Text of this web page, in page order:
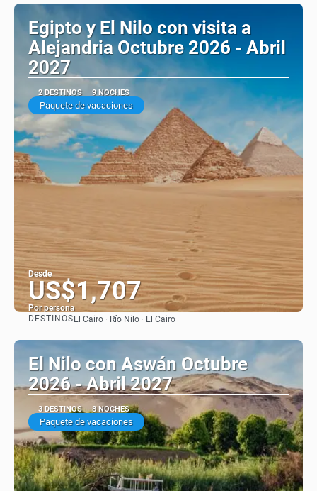
Egipto y El Nilo con visita a
Alejandria Octubre 2026 - Abril
2027
2 DESTINOS 9 NOCHES
Paquete de vacaciones
Desde
US$1,707
Por persona
DESTINOSEl Cairo · Río Nilo · El Cairo
El Nilo con Aswán Octubre
2026 - Abril 2027
3 DESTINOS 8 NOCHES
Paquete de vacaciones